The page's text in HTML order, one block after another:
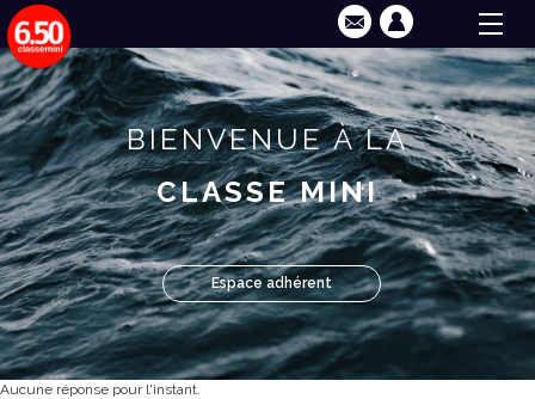
BIENVENUE À LA
CLASSE MINI
Espace adhérent
Aucune réponse pour l'instant.